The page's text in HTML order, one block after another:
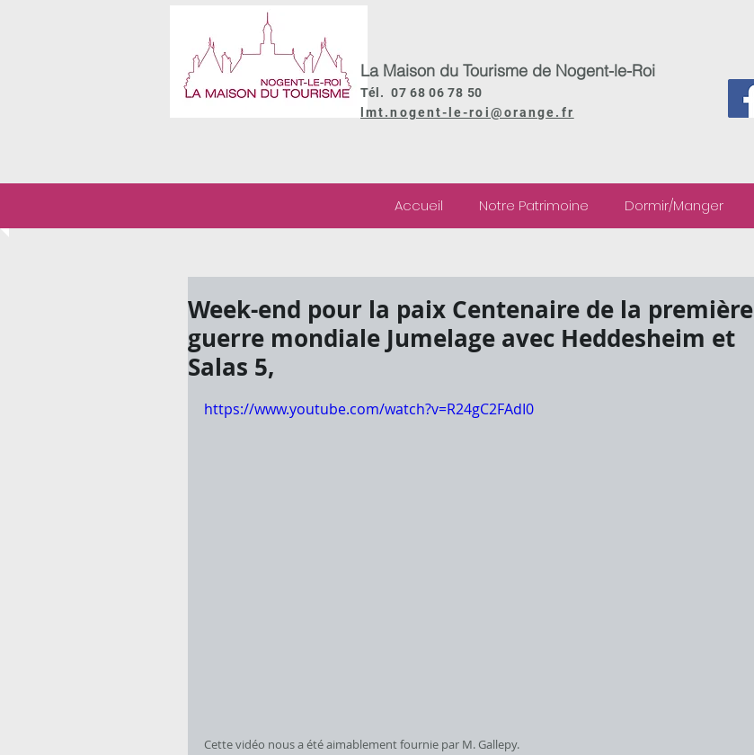
La Maison du Tourisme de Nogent-le-Roi
Tél. 07 68 06 78 50
lmt.nogent-le-roi@orange.fr
Accueil Notre Patrimoine Dormir/Manger
Week-end pour la paix Centenaire de la première
guerre mondiale Jumelage avec Heddesheim et
Salas 5,
https://www.youtube.com/watch?v=R24gC2FAdI0
Cette vidéo nous a été aimablement fournie par M. Gallepy.